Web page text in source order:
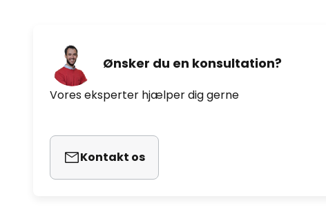
Ønsker du en konsultation?
Vores eksperter hjælper dig gerne
Kontakt os